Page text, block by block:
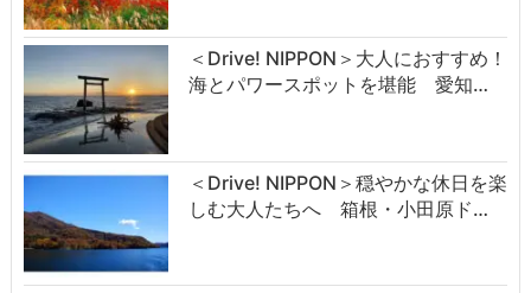
＜Drive! NIPPON＞大人におすすめ！
海とパワースポットを堪能 愛知…
＜Drive! NIPPON＞穏やかな休日を楽
しむ大人たちへ 箱根・小田原ド…